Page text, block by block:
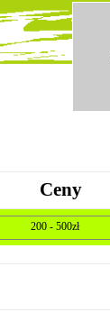
Ceny
200 - 500zł